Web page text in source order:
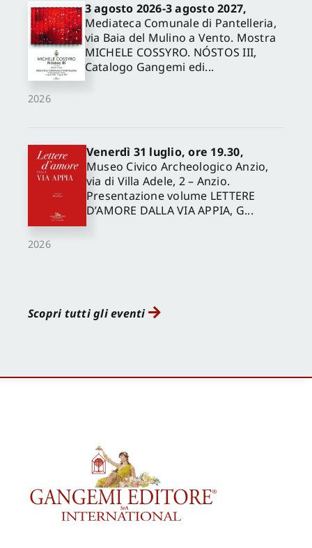
2026
3 agosto 2026-3 agosto 2027,
Mediateca Comunale di Pantelleria,
via Baia del Mulino a Vento. Mostra
MICHELE COSSYRO. NÓSTOS III,
Catalogo Gangemi edi...
2026
Venerdì 31 luglio, ore 19.30,
Museo Civico Archeologico Anzio,
via di Villa Adele, 2 – Anzio.
Presentazione volume LETTERE
D’AMORE DALLA VIA APPIA, G...
Scopri tutti gli eventi